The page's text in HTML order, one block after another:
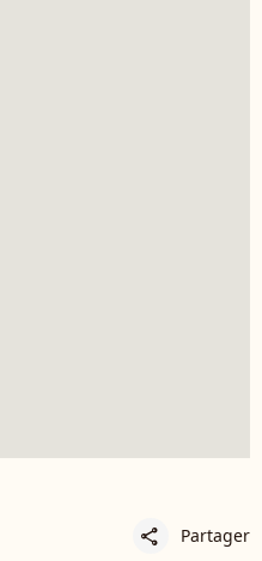
share Partager